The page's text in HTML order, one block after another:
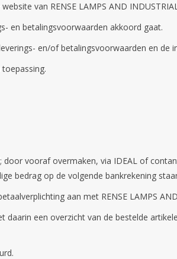
van RENSE LAMPS AND
en betalingsvoorwaarden akkoord gaat.
en/of betalingsvoorwaarden en
vooraf overmaken, via IDEAL of
bedrag op de volgende bankrekening
aan met RENSE LAMPS
een overzicht van de bestelde